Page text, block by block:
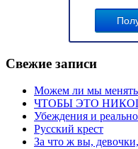
Свежие записи
Можем ли мы менять
ЧТОБЫ ЭТО
Убеждения и
Русский крест
За что ж вы,